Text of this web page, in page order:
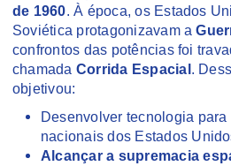
de 1960. À época, os Estados
Soviética protagonizavam a
confrontos das potências foi
chamada Corrida Espacial .
objetivou:
Desenvolver tecnologia
nacionais dos Estados
Alcançar a supremacia